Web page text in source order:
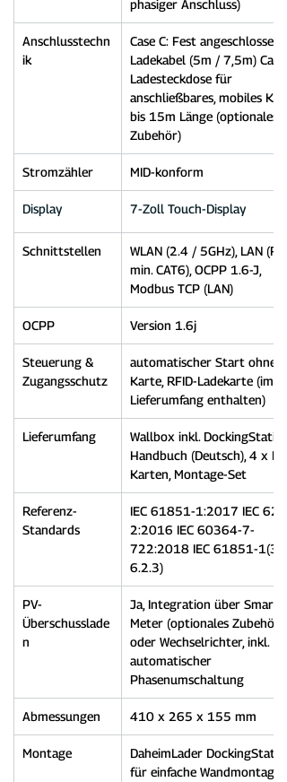
phasiger Anschluss)
Anschlusstechn
ik
Case C: Fest
Ladekabel (5m / 7,5m) Case
Ladesteckdose für
anschließbares, mobiles
bis 15m Länge (optionales
Zubehör)
Stromzähler MID-konform
Display 7-Zoll Touch-Display
Schnittstellen
WLAN (2.4 / 5GHz), LAN
min. CAT6), OCPP 1.6-J,
Modbus TCP (LAN)
OCPP Version 1.6j
Steuerung &
Zugangsschutz
automatischer Start ohne
Karte, RFID-Ladekarte (im
Lieferumfang enthalten)
Lieferumfang
Wallbox inkl. DockingStation,
Handbuch (Deutsch), 4 x
Karten, Montage-Set
Referenz-
Standards
IEC 61851-1:2017 IEC
2:2016 IEC 60364-7-
722:2018 IEC 61851-
6.2.3)
PV-
Überschusslade
n
Ja, Integration über Smart
Meter (optionales Zubehör)
oder Wechselrichter, inkl.
automatischer
Phasenumschaltung
Abmessungen 410 x 265 x 155 mm
Montage
DaheimLader
für einfache Wandmontage